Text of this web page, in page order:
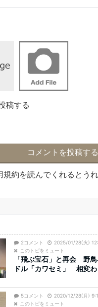
稿する
規約を読んでくれるとう
2コメント
2025/01/28(火)
このトピをミュート
「飛ぶ宝石」と再会 野鳥
ドル「カワセミ」 相変
5コメント
2020/12/28(月)
このトピをミュート